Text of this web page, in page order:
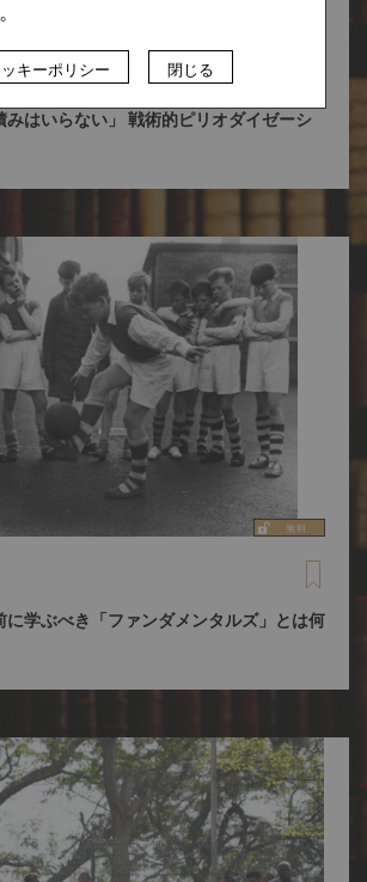
みはいらない」 戦術的ピリオダイゼーシ
に学ぶべき「ファンダメンタルズ」とは何
キーポリシー 閉じる